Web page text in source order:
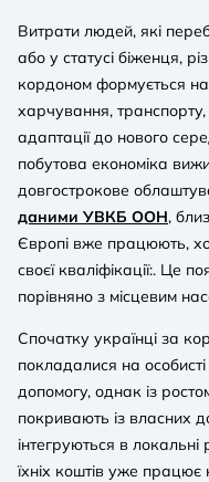
Витрати людей, які
або у статусі біженця,
кордоном формується
харчування, транспорту,
адаптації до нового
побутова економіка
довгострокове
даними УВКБ ООН,
Європі вже працюють,
своєї кваліфікації:. Це
порівняно з місцевим
Спочатку українці за
покладалися на
допомогу, однак із
покривають із власних
інтегруються в
їхніх коштів уже